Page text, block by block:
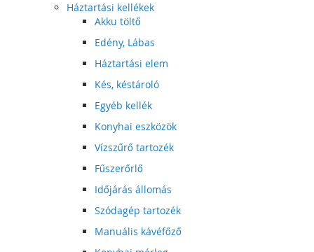
Háztartási kellékek
Akku töltő
Edény, Lábas
Háztartási elem
Kés, késtároló
Egyéb kellék
Konyhai eszközök
Vízszűrő tartozék
Fűszerőrlő
Időjárás állomás
Szódagép tartozék
Manuális kávéfőző